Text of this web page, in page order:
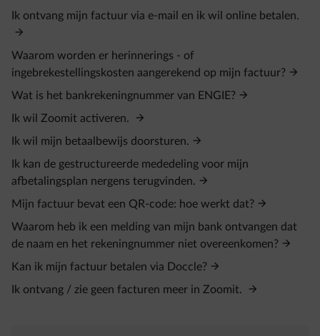
Ik ontvang mijn factuur via e-mail en ik wil online betalen.
Waarom worden er herinnerings - of
ingebrekestellingskosten aangerekend op mijn factuur?
Wat is het bankrekeningnummer van ENGIE?
Ik wil Zoomit activeren.
Ik wil mijn betaalbewijs doorsturen.
Ik kan de gestructureerde mededeling voor mijn
afbetalingsplan nergens terugvinden.
Mijn factuur bevat een QR-code: hoe werkt dat?
Waarom heb ik een melding van mijn bank ontvangen dat
de naam en het rekeningnummer niet overeenkomen?
Kan ik mijn factuur betalen via Doccle?
Ik ontvang / zie geen facturen meer in Zoomit.